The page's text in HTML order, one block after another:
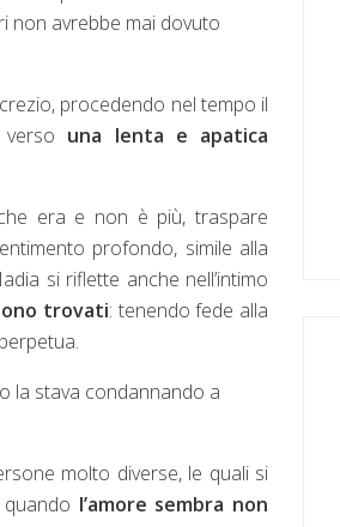
non avrebbe mai dovuto
procedendo nel tempo il
una lenta e apatica
era e non è più, traspare
profondo, simile alla
si riflette anche nell’intimo
trovati: tenendo fede alla
la stava condannando a
molto diverse, le quali si
l’amore sembra non